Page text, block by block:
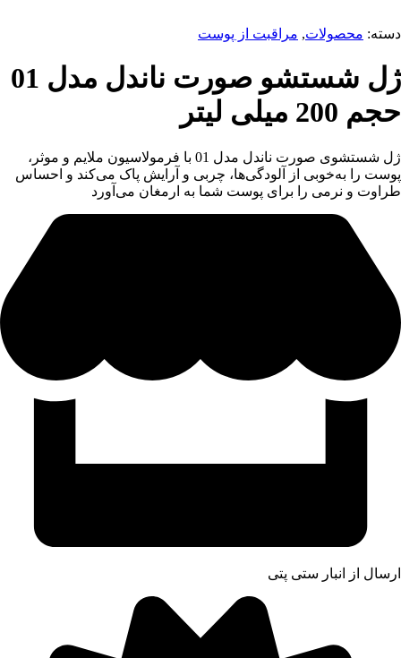
دسته: محصولات, مراقبت از پوست
ژل شستشو صورت ناندل مدل 01
حجم 200 میلی لیتر
ژل شستشوی صورت ناندل مدل 01 با فرمولاسیون ملایم و موثر،
پوست را به‌خوبی از آلودگی‌ها، چربی و آرایش پاک می‌کند و احساس
طراوت و نرمی را برای پوست شما به ارمغان می‌آورد
ارسال از انبار ستی پتی